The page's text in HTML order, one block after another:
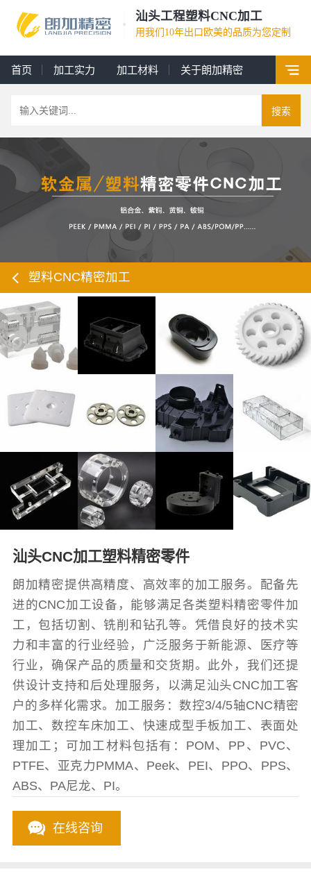
汕头工程塑料CNC加工
用我们10年出口欧美的品质为您定制
首页 加工实力 加工材料 关于朗加精密
搜索
塑料CNC精密加工
汕头CNC加工塑料精密零件
朗加精密提供高精度、高效率的加工服务。配备先
进的CNC加工设备，能够满足各类塑料精密零件加
工，包括切割、铣削和钻孔等。凭借良好的技术实
力和丰富的行业经验，广泛服务于新能源、医疗等
行业，确保产品的质量和交货期。此外，我们还提
供设计支持和后处理服务，以满足汕头CNC加工客
户的多样化需求。加工服务：数控3/4/5轴CNC精密
加工、数控车床加工、快速成型手板加工、表面处
理加工；可加工材料包括有：POM、PP、PVC、
PTFE、亚克力PMMA、Peek、PEI、PPO、PPS、
ABS、PA尼龙、PI。
在线咨询